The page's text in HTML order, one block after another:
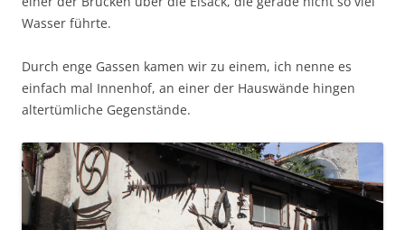
Wasser führte.
Durch enge Gassen kamen wir zu einem, ich nenne es
einfach mal Innenhof, an einer der Hauswände hingen
altertümliche Gegenstände.